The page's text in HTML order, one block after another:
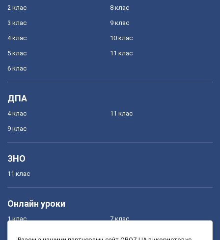
2 клас
3 клас
4 клас
5 клас
6 клас
8 клас
9 клас
10 клас
11 клас
ДПА
4 клас
9 клас
11 клас
ЗНО
11 клас
Онлайн уроки
1 клас 7 клас